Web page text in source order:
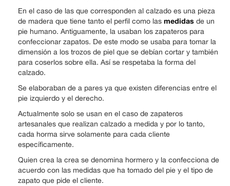
En el caso de las que corresponden al calzado es una pieza
de madera que tiene tanto el perfil como las medidas de un
pie humano. Antiguamente, la usaban los zapateros para
confeccionar zapatos. De este modo se usaba para tomar la
dimensión a los trozos de piel que se debían cortar y también
para coserlos sobre ella. Así se respetaba la forma del
calzado.
Se elaboraban de a pares ya que existen diferencias entre el
pie izquierdo y el derecho.
Actualmente solo se usan en el caso de zapateros
artesanales que realizan calzado a medida y por lo tanto,
cada horma sirve solamente para cada cliente
específicamente.
Quien crea la crea se denomina hormero y la confecciona de
acuerdo con las medidas que ha tomado del pie y el tipo de
zapato que pide el cliente.